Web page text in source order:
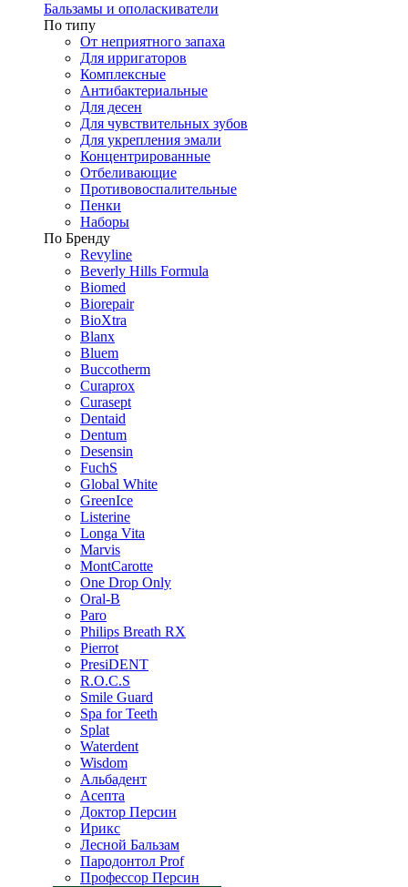
Бальзамы и ополаскиватели
По типу
От неприятного запаха
Для ирригаторов
Комплексные
Антибактериальные
Для десен
Для чувствительных зубов
Для укрепления эмали
Концентрированные
Отбеливающие
Противовоспалительные
Пенки
Наборы
По Бренду
Revyline
Beverly Hills Formula
Biomed
Biorepair
BioXtra
Blanx
Bluem
Buccotherm
Curaprox
Curasept
Dentaid
Dentum
Desensin
FuchS
Global White
GreenIce
Listerine
Longa Vita
Marvis
MontCarotte
One Drop Only
Oral-B
Paro
Philips Breath RX
Pierrot
PresiDENT
R.O.C.S
Smile Guard
Spa for Teeth
Splat
Waterdent
Wisdom
Альбадент
Асепта
Доктор Персин
Ирикс
Лесной Бальзам
Пародонтол Prof
Профессор Персин